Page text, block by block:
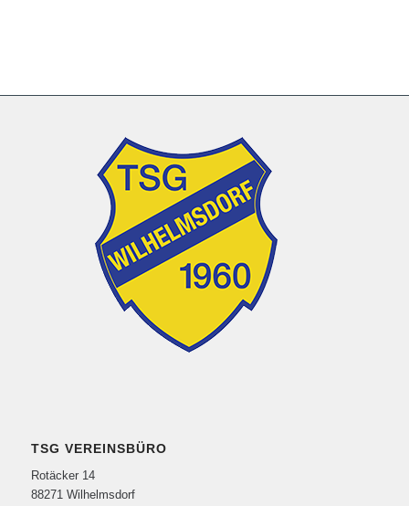
TSG VEREINSBÜRO
Rotäcker 14
88271 Wilhelmsdorf